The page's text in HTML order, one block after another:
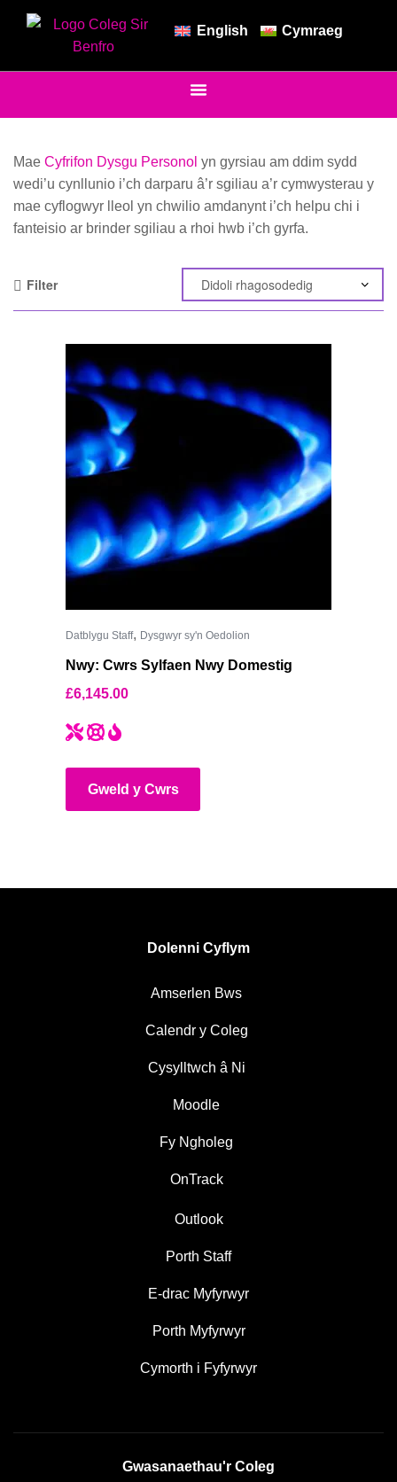
English Cymraeg
Mae Cyfrifon Dysgu Personol yn gyrsiau am ddim sydd
wedi’u cynllunio i’ch darparu â’r sgiliau a’r cymwysterau y
mae cyflogwyr lleol yn chwilio amdanynt i’ch helpu chi i
fanteisio ar brinder sgiliau a rhoi hwb i’ch gyrfa.
Filter
Datblygu Staff, Dysgwyr sy'n Oedolion
Nwy: Cwrs Sylfaen Nwy Domestig
£6,145.00
Gweld y Cwrs
Dolenni Cyflym
Amserlen Bws
Calendr y Coleg
Cysylltwch â Ni
Moodle
Fy Ngholeg
OnTrack
Outlook
Porth Staff
E-drac Myfyrwyr
Porth Myfyrwyr
Cymorth i Fyfyrwyr
Gwasanaethau'r Coleg